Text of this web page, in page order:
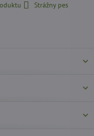
Strážny pes